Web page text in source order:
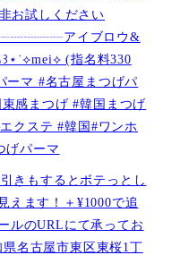
お試しください️
アイブロウ&
(指名料330
ーマ #名古屋まつげパ
感まつげ #韓国まつげ
クステ #韓国#ワンホ
げパーマ
きもするとボテっとし
えます！＋¥1000で追
ルのURLにて承ってお
名古屋市東区東桜1丁